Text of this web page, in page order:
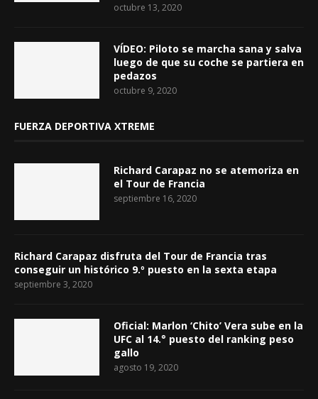
octubre 13, 2020
VÍDEO: Piloto se marcha sana y salva
luego de que su coche se partiera en
pedazos
octubre 9, 2020
FUERZA DEPORTIVA XTREME
Richard Carapaz no se atemoriza en
el Tour de Francia
septiembre 16, 2020
Richard Carapaz disfruta del Tour de Francia tras
conseguir un histórico 9.º puesto en la sexta etapa
septiembre 3, 2020
Oficial: Marlon ‘Chito’ Vera sube en la
UFC al 14.° puesto del ranking peso
gallo
agosto 19, 2020